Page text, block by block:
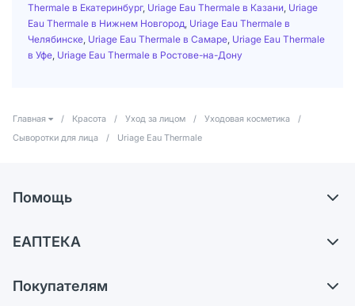
Thermale в Екатеринбург, Uriage Eau Thermale в Казани Uriage
Eau Thermale в Нижнем Новгород Uriage Eau Thermale в
Челябинске Uriage Eau Thermale в Самаре Uriage Eau Thermale
в Уфе Uriage Eau Thermale в Ростове-на-Дону
Главная / Красота / Уход за лицом / Уходовая косметика
/
Сыворотки для лица
/ Uriage Eau Thermale
Помощь
Самовывоз из аптек
ЕАПТЕКА
Карьера
Покупателям